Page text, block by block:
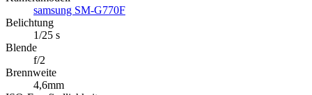
samsung SM-G770F
Belichtung
1/25 s
Blende
f/2
Brennweite
4,6mm